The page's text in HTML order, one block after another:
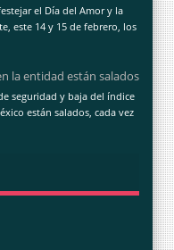
el Día del Amor y la
este 14 y 15 de febrero, los
la entidad están salados
seguridad y baja del índice
están salados, cada vez